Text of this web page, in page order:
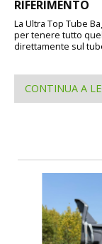
RIFERIMENTO
La Ultra Top Tube
per tenere tutto
direttamente sul
CONTINUA A